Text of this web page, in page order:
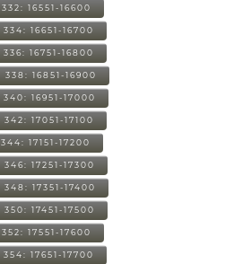
332: 16551-16600
334: 16651-16700
336: 16751-16800
338: 16851-16900
340: 16951-17000
342: 17051-17100
344: 17151-17200
346: 17251-17300
348: 17351-17400
350: 17451-17500
352: 17551-17600
354: 17651-17700